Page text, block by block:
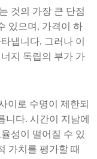
것의 가장 큰 단점
있으며, 가격이 하
냅니다. 그러나 이
지 독립의 부가 가
이로 수명이 제한되
니다. 시간이 지남에
성이 떨어질 수 있
가치를 평가할 때